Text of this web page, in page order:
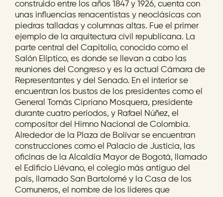
construido entre los años 1847 y 1926, cuenta con
unas influencias renacentistas y neoclásicas con
piedras talladas y columnas altas. Fue el primer
ejemplo de la arquitectura civil republicana. La
parte central del Capitolio, conocido como el
Salón Elíptico, es donde se llevan a cabo las
reuniones del Congreso y es la actual Cámara de
Representantes y del Senado. En el interior se
encuentran los bustos de los presidentes como el
General Tomás Cipriano Mosquera, presidente
durante cuatro períodos, y Rafael Núñez, el
compositor del Himno Nacional de Colombia.
Alrededor de la Plaza de Bolívar se encuentran
construcciones como el Palacio de Justicia, las
oficinas de la Alcaldía Mayor de Bogotá, llamado
el Edificio Liévano, el colegio más antiguo del
país, llamado San Bartolomé y la Casa de los
Comuneros, el nombre de los líderes que